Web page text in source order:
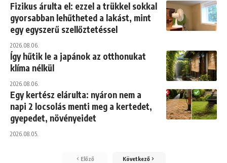
Fizikus árulta el: ezzel a trükkel sokkal
gyorsabban lehűtheted a lakást, mint
egy egyszerű szellőztetéssel
2026.08.06.
Így hűtik le a japánok az otthonukat
klíma nélkül
2026.08.06.
Egy kertész elárulta: nyáron nem a
napi 2 locsolás menti meg a kertedet,
gyepedet, növényeidet
2026.08.05.
Előző Következő